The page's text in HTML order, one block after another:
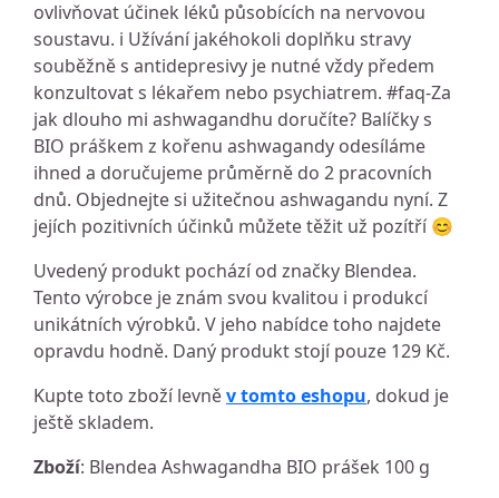
Uvedený produkt pochází od značky Blendea.
Tento výrobce je znám svou kvalitou i produkcí
unikátních výrobků. V jeho nabídce toho najdete
opravdu hodně. Daný produkt stojí pouze 129 Kč.
Kupte toto zboží levněv tomto eshopu, dokud je
ještě skladem.
Zboží: Blendea Ashwagandha BIO prášek 100 g